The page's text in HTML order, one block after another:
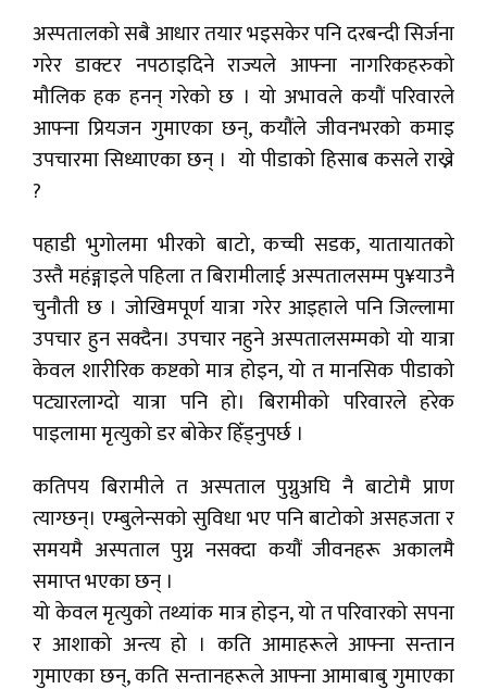
अस्पतालको सबै आधार तयार भइसकेर पनि दरबन्दी सिर्जना
गरेर डाक्टर नपठाइदिने राज्यले आफ्ना नागरिकहरुको
मौलिक हक हनन् गरेको छ । यो अभावले कयौं परिवारले
आफ्ना प्रियजन गुमाएका छन्, कयौंले जीवनभरको कमाइ
उपचारमा सिध्याएका छन् । यो पीडाको हिसाब कसले राख्ने
?
पहाडी भुगोलमा भीरको बाटो, कच्ची सडक, यातायातको
उस्तै महंङ्गाइले पहिला त बिरामीलाई अस्पतालसम्म पु¥याउनै
चुनौती छ । जोखिमपूर्ण यात्रा गरेर आइहाले पनि जिल्लामा
उपचार हुन सक्दैन। उपचार नहुने अस्पतालसम्मको यो यात्रा
केवल शारीरिक कष्टको मात्र होइन, यो त मानसिक पीडाको
पट्यारलाग्दो यात्रा पनि हो। बिरामीको परिवारले हरेक
पाइलामा मृत्युको डर बोकेर हिँड्नुपर्छ ।
कतिपय बिरामीले त अस्पताल पुग्नुअघि नै बाटोमै प्राण
त्याग्छन्। एम्बुलेन्सको सुविधा भए पनि बाटोको असहजता र
समयमै अस्पताल पुग्न नसक्दा कयौं जीवनहरू अकालमै
समाप्त भएका छन् ।
यो केवल मृत्युको तथ्यांक मात्र होइन, यो त परिवारको सपना
र आशाको अन्त्य हो । कति आमाहरूले आफ्ना सन्तान
गुमाएका छन्, कति सन्तानहरूले आफ्ना आमाबाबु गुमाएका